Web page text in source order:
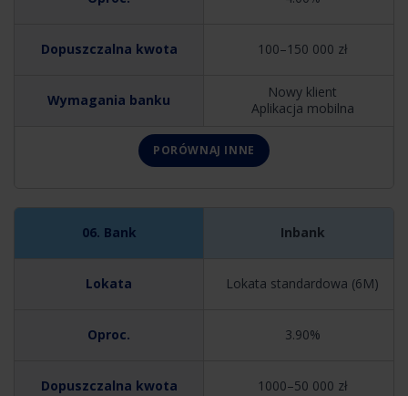
100–150 000 zł
Nowy klient
Aplikacja mobilna
PORÓWNAJ INNE
Inbank
Lokata standardowa (6M)
3.90%
1000–50 000 zł